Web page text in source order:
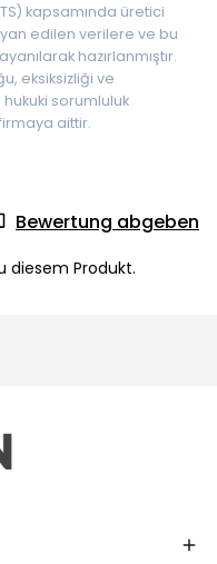
kapsamında üretici
edilen verilere ve bu
hazırlanmıştır.
eksiksizliği ve
sorumluluk
aittir.
Bewertung abgeben
diesem Produkt.